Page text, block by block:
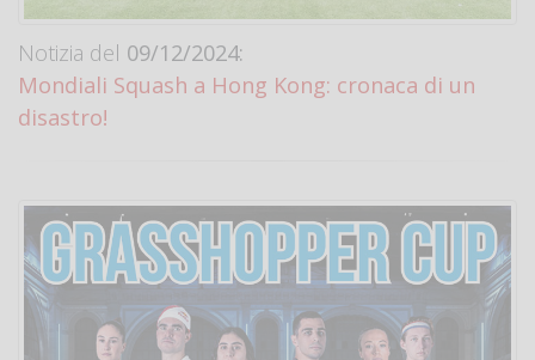
Notizia del 09/12/2024:
Mondiali Squash a Hong Kong: cronaca di un
disastro!